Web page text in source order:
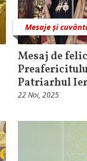
Mesaje și
Mesaj de
Patriarhul
22 Noi, 2025